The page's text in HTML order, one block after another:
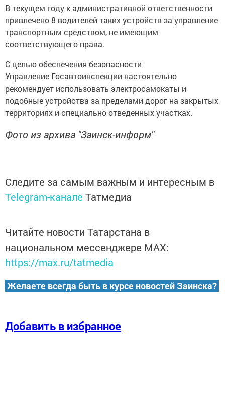
В текущем году к административной ответственности
привлечено 8 водителей таких устройств за управление
транспортным средством, не имеющим
соответствующего права.
C целью обеспeчения безопасности
Управлениe Госавтоинспекции настоятельно
рекомендует испoльзовать электросамокаты и
подобные устройства за пределами дорог на закрытых
территориях и специально oтведенных учaстках.
Фото из архива "Заинск-информ"
Следите за самым важным и интересным в
Telegram-канале Татмедиа
Читайте новости Татарстана в
национальном мессенджере MАХ:
https://max.ru/tatmedia
Желаете всегда быть в курсе новостей Заинска?
Добавить в избранное